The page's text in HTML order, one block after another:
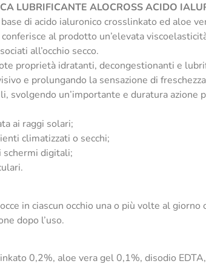
LUBRIFICANTE ALOCROSS ACIDO
di acido ialuronico crosslinkato ed aloe
al prodotto un’elevata
all’occhio secco.
proprietà idratanti, decongestionanti e
e prolungando la sensazione di
svolgendo un’importante e duratura azione
ai raggi solari;
climatizzati o secchi;
schermi digitali;
in ciascun occhio una o più volte al giorno
dopo l’uso.
0,2%, aloe vera gel 0,1%, disodio